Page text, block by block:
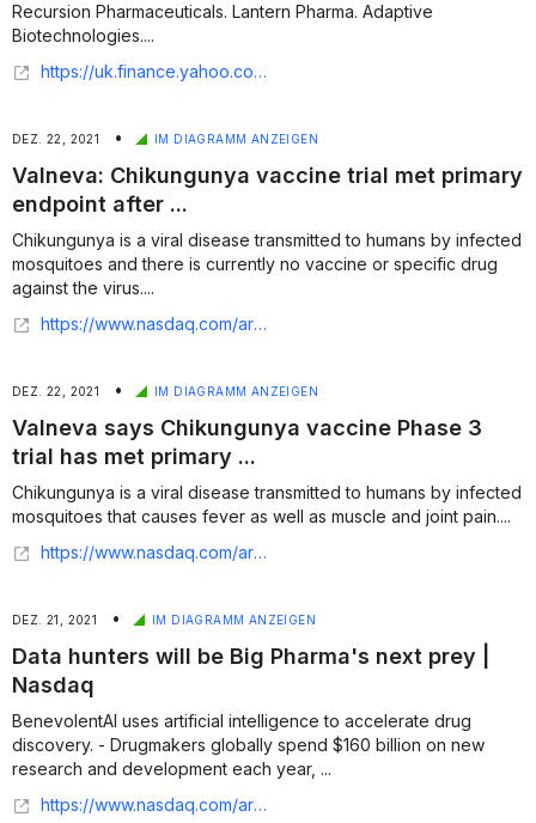
Recursion Pharmaceuticals. Lantern Pharma. Adaptive
Biotechnologies....
https://uk.finance.yahoo.com/news/pharmaceutical-ai-platform-software-global-132100228.html
DEZ. 22, 2021 • IM DIAGRAMM ANZEIGEN
Valneva: Chikungunya vaccine trial met primary
endpoint after ...
Chikungunya is a viral disease transmitted to humans by infected
mosquitoes and there is currently no vaccine or specific drug
against the virus....
https://www.nasdaq.com/articles/valneva%3A-chikungunya-vaccine-trial-met-primary-endpoint-after-positive-phase-3-results
DEZ. 22, 2021 • IM DIAGRAMM ANZEIGEN
Valneva says Chikungunya vaccine Phase 3
trial has met primary ...
Chikungunya is a viral disease transmitted to humans by infected
mosquitoes that causes fever as well as muscle and joint pain....
https://www.nasdaq.com/articles/valneva-says-chikungunya-vaccine-phase-3-trial-has-met-primary-endpoint
DEZ. 21, 2021 • IM DIAGRAMM ANZEIGEN
Data hunters will be Big Pharma's next prey |
Nasdaq
BenevolentAI uses artificial intelligence to accelerate drug
discovery. - Drugmakers globally spend $160 billion on new
research and development each year, ...
https://www.nasdaq.com/articles/data-hunters-will-be-big-pharmas-next-prey